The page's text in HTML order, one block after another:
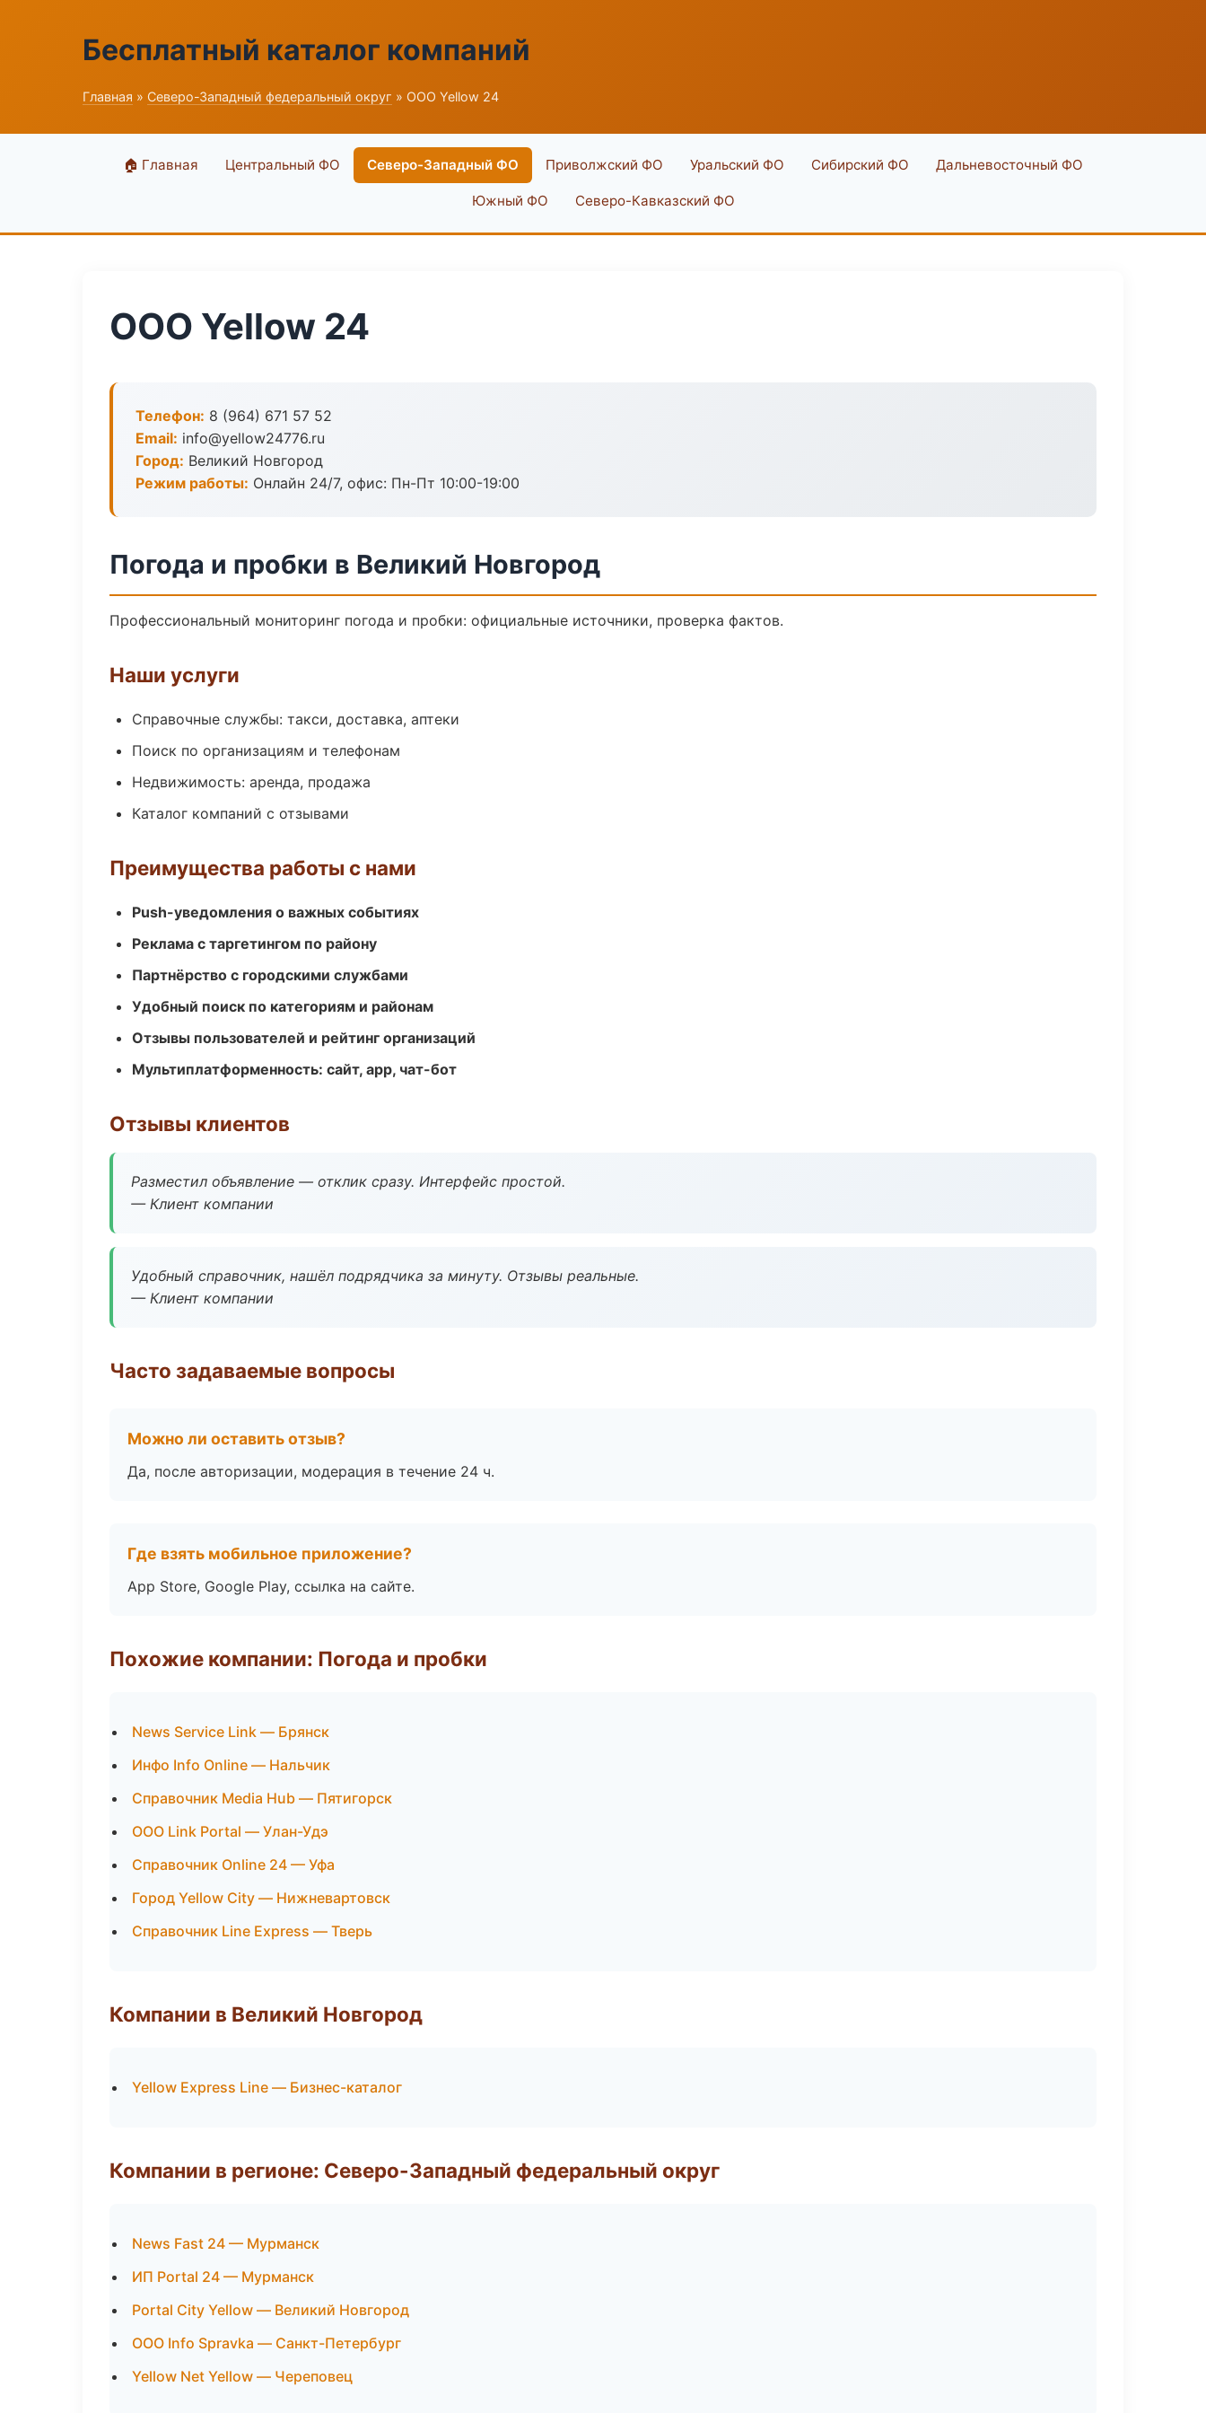
Бесплатный каталог компаний
Главная » Северо-Западный федеральный округ » ООО Yellow 24
🏠 Главная Центральный ФО Северо-Западный ФО Приволжский ФО Уральский ФО Сибирский ФО Дальневосточный ФО
Южный ФО Северо-Кавказский ФО
ООО Yellow 24
Телефон: 8 (964) 671 57 52
Email: info@yellow24776.ru
Город: Великий Новгород
Режим работы: Онлайн 24/7, офис: Пн-Пт 10:00-19:00
Погода и пробки в Великий Новгород
Профессиональный мониторинг погода и пробки: официальные источники, проверка фактов.
Наши услуги
Справочные службы: такси, доставка, аптеки
Поиск по организациям и телефонам
Недвижимость: аренда, продажа
Каталог компаний с отзывами
Преимущества работы с нами
Push-уведомления о важных событиях
Реклама с таргетингом по району
Партнёрство с городскими службами
Удобный поиск по категориям и районам
Отзывы пользователей и рейтинг организаций
Мультиплатформенность: сайт, app, чат-бот
Отзывы клиентов
Разместил объявление — отклик сразу. Интерфейс простой.
— Клиент компании
Удобный справочник, нашёл подрядчика за минуту. Отзывы реальные.
— Клиент компании
Часто задаваемые вопросы
Можно ли оставить отзыв?
Да, после авторизации, модерация в течение 24 ч.
Где взять мобильное приложение?
App Store, Google Play, ссылка на сайте.
Похожие компании: Погода и пробки
News Service Link — Брянск
Инфо Info Online — Нальчик
Справочник Media Hub — Пятигорск
ООО Link Portal — Улан-Удэ
Справочник Online 24 — Уфа
Город Yellow City — Нижневартовск
Справочник Line Express — Тверь
Компании в Великий Новгород
Yellow Express Line — Бизнес-каталог
Компании в регионе: Северо-Западный федеральный округ
News Fast 24 — Мурманск
ИП Portal 24 — Мурманск
Portal City Yellow — Великий Новгород
ООО Info Spravka — Санкт-Петербург
Yellow Net Yellow — Череповец